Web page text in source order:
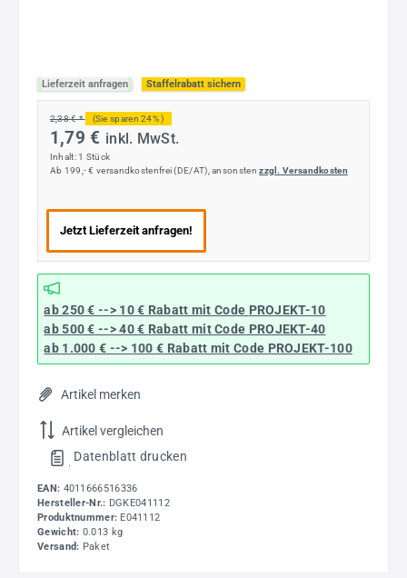
Lieferzeit anfragen Staffelrabatt sichern
2,38 € * (Sie sparen 24% )
1,79 € inkl. MwSt.
Inhalt: 1 Stück
Ab 199,- € versandkostenfrei (DE/AT), ansonstenzzgl. Versandkosten
Jetzt Lieferzeit anfragen!
ab 250 € --> 10 € Rabatt mit Code PROJEKT-10
ab 500 € --> 40 € Rabatt mit Code PROJEKT-40
ab 1.000 € --> 100 € Rabatt mit Code PROJEKT-100
Artikel merken
Artikel vergleichen
Datenblatt drucken
EAN: 4011666516336
Hersteller-Nr.: DGKE041112
Produktnummer: E041112
Gewicht: 0.013 kg
Versand: Paket